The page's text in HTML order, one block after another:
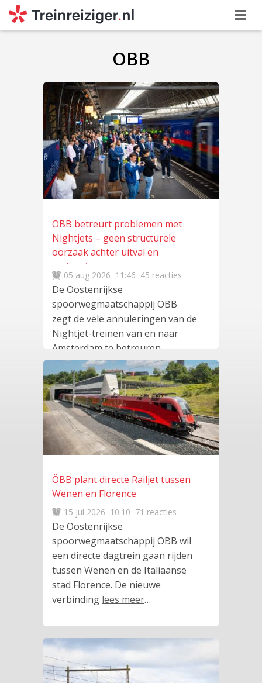
OBB
ÖBB betreurt problemen met
Nightjets – geen structurele
oorzaak achter uitval en
vertragingen
05 aug 2026 11:46 45 reacties
De Oostenrijkse
spoorwegmaatschappij ÖBB
zegt de vele annuleringen van de
Nightjet-treinen van en naar
Amsterdam te betreuren.
Volgens ÖBB liggenlees meer…
ÖBB plant directe Railjet tussen
Wenen en Florence
15 jul 2026 10:10 71 reacties
De Oostenrijkse
spoorwegmaatschappij ÖBB wil
een directe dagtrein gaan rijden
tussen Wenen en de Italiaanse
stad Florence. De nieuwe
verbinding lees meer…